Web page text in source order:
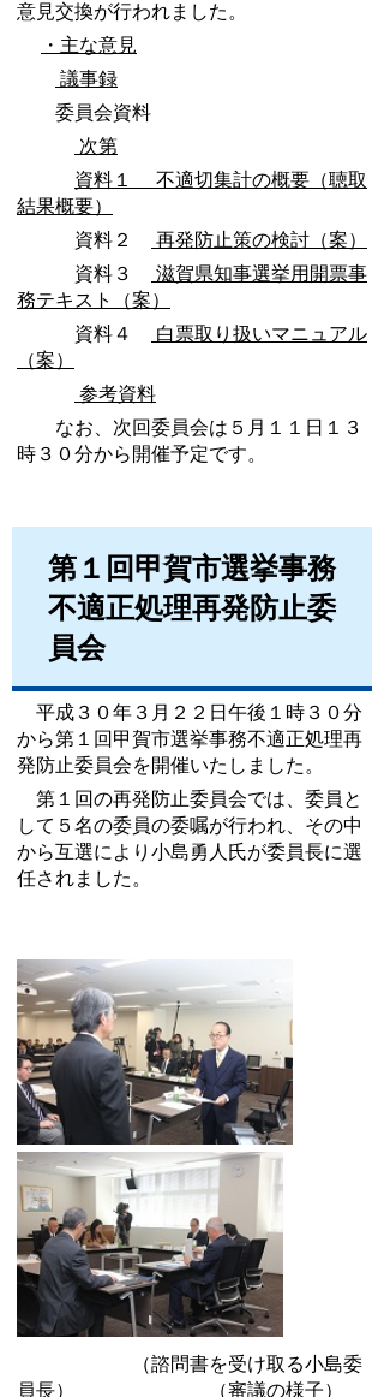
意見交換が行われました。
・主な意見
議事録
委員会資料
次第
資料１
不適切集計の概要（聴取
結果概要）
資料２
再発防止策の検討（案）
資料３
滋賀県知事選挙用開票事
務テキスト（案）
資料４
白票取り扱いマニュアル
（案）
参考資料
なお、次回委員会は５月１１日１３
時３０分から開催予定です。
第１回甲賀市選挙事務
不適正処理再発防止委
員会
平成３０年３月２２日午後１時３０分
から第１回甲賀市選挙事務不適正処理再
発防止委員会を開催いたしました。
第１回の再発防止委員会では、委員と
して５名の委員の委嘱が行われ、その中
から互選により小島勇人氏が委員長に選
任されました。
（諮問書を受け取る小島委
員長） （審議の様子）